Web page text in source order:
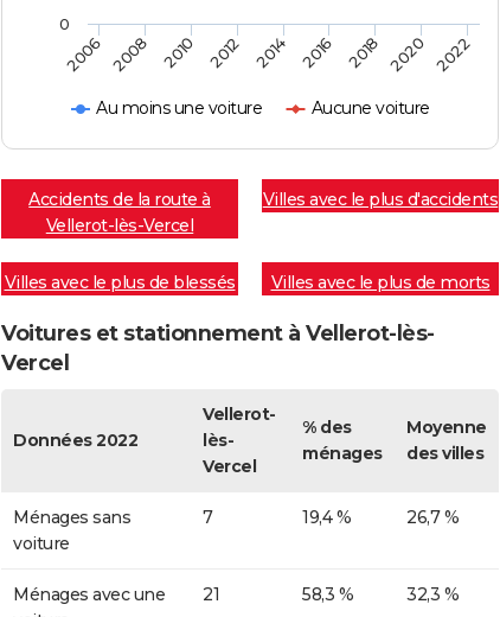
Au moins une voiture Aucune voiture
2006 2008 2010 2012 2014 2016 2018 2020 2022
0
Accidents de la route à
Vellerot-lès-Vercel
Villes avec le plus d'accidents
Villes avec le plus de blessés Villes avec le plus de morts
Voitures et stationnement à Vellerot-lès-
Vercel
Données 2022
Vellerot-
lès-
Vercel
% des
ménages
Moyenne
des villes
Ménages sans
voiture
7 19,4 % 26,7 %
Ménages avec une
21 58,3 % 32,3 %